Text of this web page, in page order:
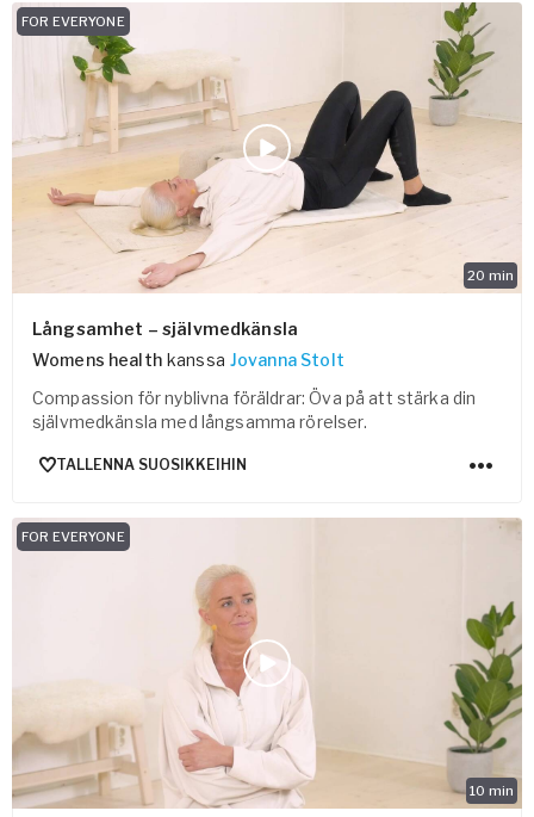
20 min
FOR EVERYONE
Långsamhet – självmedkänsla
Womens health kanssa Jovanna Stolt
Compassion för nyblivna föräldrar: Öva på att stärka din
självmedkänsla med långsamma rörelser.
TALLENNA SUOSIKKEIHIN
10 min
FOR EVERYONE